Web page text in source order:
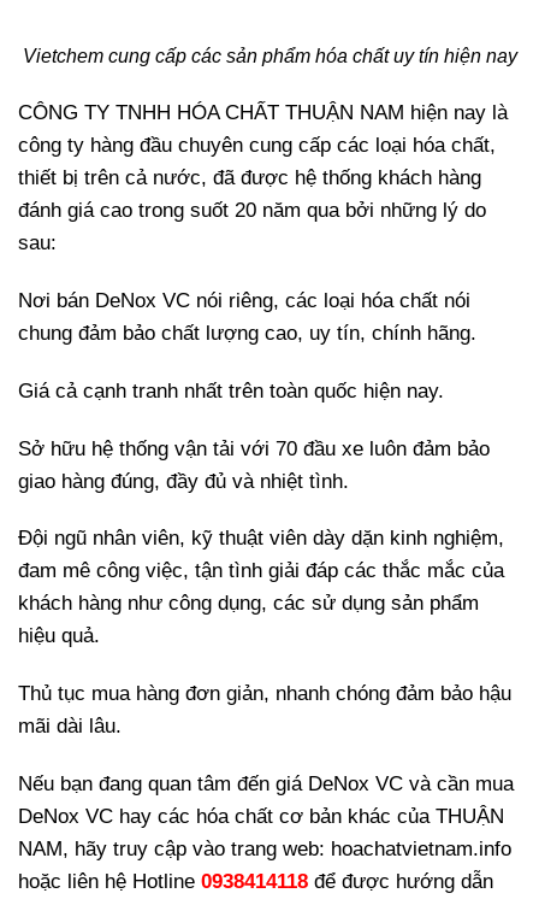
Vietchem cung cấp các sản phẩm hóa chất uy tín hiện nay
CÔNG TY TNHH HÓA CHẤT THUẬN NAM hiện nay là
công ty hàng đầu chuyên cung cấp các loại hóa chất,
thiết bị trên cả nước, đã được hệ thống khách hàng
đánh giá cao trong suốt 20 năm qua bởi những lý do
sau:
Nơi bán DeNox VC nói riêng, các loại hóa chất nói
chung đảm bảo chất lượng cao, uy tín, chính hãng.
Giá cả cạnh tranh nhất trên toàn quốc hiện nay.
Sở hữu hệ thống vận tải với 70 đầu xe luôn đảm bảo
giao hàng đúng, đầy đủ và nhiệt tình.
Đội ngũ nhân viên, kỹ thuật viên dày dặn kinh nghiệm,
đam mê công việc, tận tình giải đáp các thắc mắc của
khách hàng như công dụng, các sử dụng sản phẩm
hiệu quả.
Thủ tục mua hàng đơn giản, nhanh chóng đảm bảo hậu
mãi dài lâu.
Nếu bạn đang quan tâm đến giá DeNox VC và cần mua
DeNox VC hay các hóa chất cơ bản khác của THUẬN
NAM, hãy truy cập vào trang web: hoachatvietnam.info
hoặc liên hệ Hotline 0938414118 để được hướng dẫn